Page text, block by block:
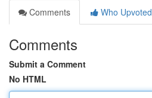
Comments
Who Upvoted
Comments
Submit a Comment
No HTML